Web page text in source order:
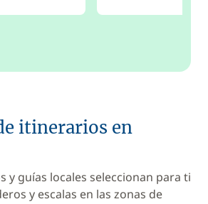
itinerarios en
y guías locales seleccionan para ti
y escalas en las zonas de